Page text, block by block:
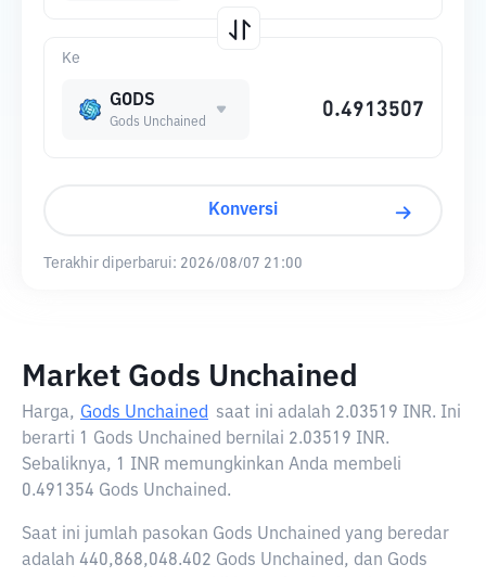
Ke
GODS
Gods Unchained
Konversi
Terakhir diperbarui: 2026/08/07 21:00
Market Gods Unchained
Harga, Gods Unchained saat ini adalah 2.03519 INR. Ini
berarti 1 Gods Unchained bernilai 2.03519 INR.
Sebaliknya, 1 INR memungkinkan Anda membeli
0.491354 Gods Unchained.
Saat ini jumlah pasokan Gods Unchained yang beredar
adalah 440,868,048.402 Gods Unchained, dan Gods